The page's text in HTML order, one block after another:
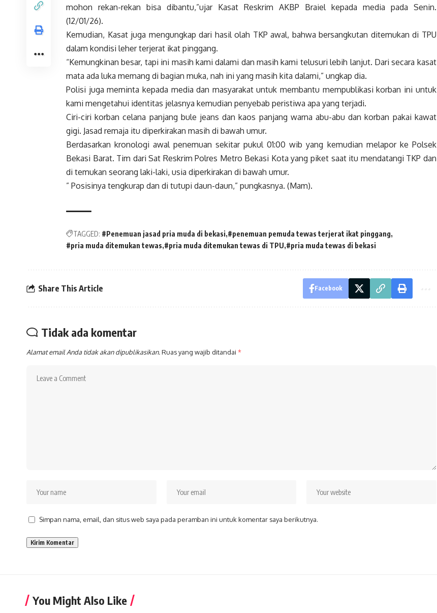
mohon rekan-rekan bisa dibantu,”ujar Kasat Reskrim AKBP Braiel kepada media pada Senin.
(12/01/26).
Kemudian, Kasat juga mengungkap dari hasil olah TKP awal, bahwa bersangkutan ditemukan di TPU
dalam kondisi leher terjerat ikat pinggang.
“Kemungkinan besar, tapi ini masih kami dalami dan masih kami telusuri lebih lanjut. Dari secara kasat
mata ada luka memang di bagian muka, nah ini yang masih kita dalami,” ungkap dia.
Polisi juga meminta kepada media dan masyarakat untuk membantu mempublikasi korban ini untuk
kami mengetahui identitas jelasnya kemudian penyebab peristiwa apa yang terjadi.
Ciri-ciri korban celana panjang bule jeans dan kaos panjang warna abu-abu dan korban pakai kawat
gigi. Jasad remaja itu diperkirakan masih di bawah umur.
Berdasarkan kronologi awal penemuan sekitar pukul 01:00 wib yang kemudian melapor ke Polsek
Bekasi Barat. Tim dari Sat Reskrim Polres Metro Bekasi Kota yang piket saat itu mendatangi TKP dan
di temukan seorang laki-laki, usia diperkirakan di bawah umur.
” Posisinya tengkurap dan di tutupi daun-daun,” pungkasnya. (Mam).
TAGGED: #Penemuan jasad pria muda di bekasi #penemuan pemuda tewas terjerat ikat pinggang
#pria muda ditemukan tewas #pria muda ditemukan tewas di TPU #pria muda tewas di bekasi
Share This Article Facebook
Tidak ada komentar
Alamat email Anda tidak akan dipublikasikan.Ruas yang wajib ditandai *
Simpan nama, email, dan situs web saya pada peramban ini untuk komentar saya berikutnya.
You Might Also Like